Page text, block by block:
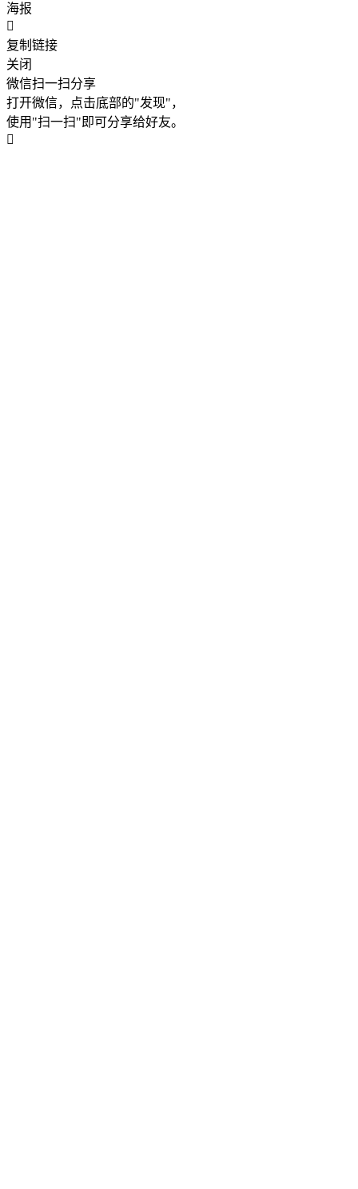
海报
复制链接
关闭
微信扫一扫分享
打开微信，点击底部的"发现"，
使用"扫一扫"即可分享给好友。